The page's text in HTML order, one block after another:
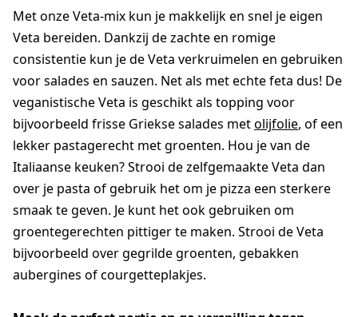
Met onze Veta-mix kun je makkelijk en snel je eigen
Veta bereiden. Dankzij de zachte en romige
consistentie kun je de Veta verkruimelen en gebruiken
voor salades en sauzen. Net als met echte feta dus! De
veganistische Veta is geschikt als topping voor
bijvoorbeeld frisse Griekse salades metolijfolie, of een
lekker pastagerecht met groenten. Hou je van de
Italiaanse keuken? Strooi de zelfgemaakte Veta dan
over je pasta of gebruik het om je pizza een sterkere
smaak te geven. Je kunt het ook gebruiken om
groentegerechten pittiger te maken. Strooi de Veta
bijvoorbeeld over gegrilde groenten, gebakken
aubergines of courgetteplakjes.